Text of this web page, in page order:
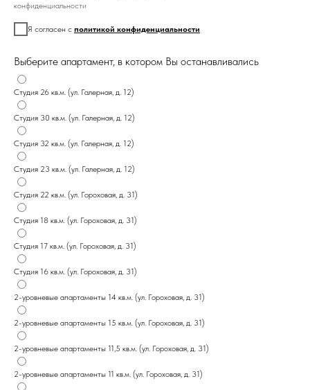
конфиденциальности
Я согласен с политикой конфиденциальности
Выберите апартамент, в котором Вы останавливались
Студия 26 кв.м. (ул. Галерная, д. 12)
Студия 30 кв.м. (ул. Галерная, д. 12)
Студия 32 кв.м. (ул. Галерная, д. 12)
Студия 23 кв.м. (ул. Галерная, д. 12)
Студия 22 кв.м. (ул. Гороховая, д. 31)
Студия 18 кв.м. (ул. Гороховая, д. 31)
Студия 17 кв.м. (ул. Гороховая, д. 31)
Студия 16 кв.м. (ул. Гороховая, д. 31)
2-уровневые апартаменты 14 кв.м. (ул. Гороховая, д. 31)
2-уровневые апартаменты 15 кв.м. (ул. Гороховая, д. 31)
2-уровневые апартаменты 11,5 кв.м. (ул. Гороховая, д. 31)
2-уровневые апартаменты 11 кв.м. (ул. Гороховая, д. 31)